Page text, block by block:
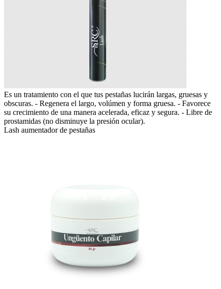
Es un tratamiento con el que tus pestañas lucirán largas, gruesas y
obscuras. - Regenera el largo, volúmen y forma gruesa. - Favorece
su crecimiento de una manera acelerada, eficaz y segura. - Libre de
prostamidas (no disminuye la presión ocular).
Lash aumentador de pestañas